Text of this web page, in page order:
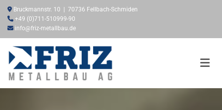
 Bruckmannstr. 10 | 70736 Fellbach-Schmiden
 +49 (0)711-510999-90
 info@friz-metallbau.de